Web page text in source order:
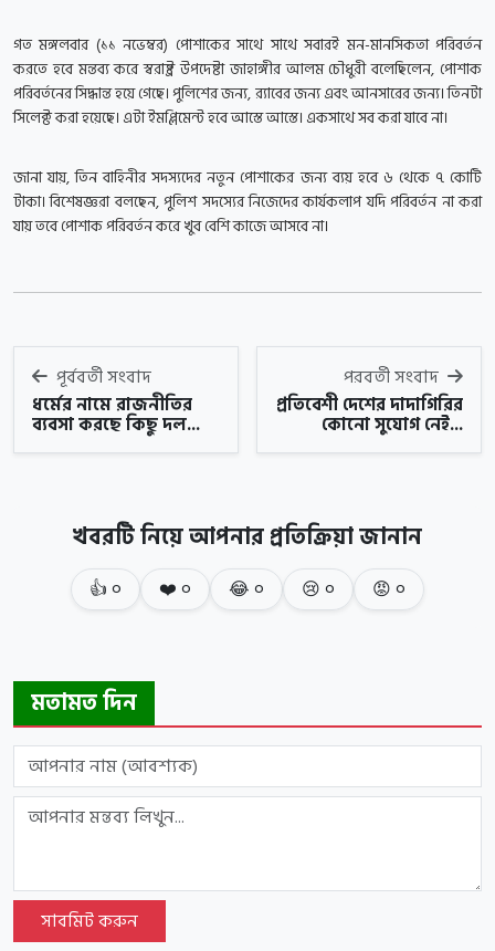
গত মঙ্গলবার (১১ নভেম্বর) পোশাকের সাথে সাথে সবারই মন-মানসিকতা পরিবর্তন
করতে হবে মন্তব্য করে স্বরাষ্ট্র উপদেষ্টা জাহাঙ্গীর আলম চৌধুরী বলেছিলেন, পোশাক
পরিবর্তনের সিদ্ধান্ত হয়ে গেছে। পুলিশের জন্য, র‌্যাবের জন্য এবং আনসারের জন্য। তিনটা
সিলেক্ট করা হয়েছে। এটা ইমপ্লিমেন্ট হবে আস্তে আস্তে। একসাথে সব করা যাবে না।
জানা যায়, তিন বাহিনীর সদস্যদের নতুন পোশাকের জন্য ব্যয় হবে ৬ থেকে ৭ কোটি
টাকা। বিশেষজ্ঞরা বলছেন, পুলিশ সদস্যের নিজেদের কার্যকলাপ যদি পরিবর্তন না করা
যায় তবে পোশাক পরিবর্তন করে খুব বেশি কাজে আসবে না।
পূর্ববর্তী সংবাদ
ধর্মের নামে রাজনীতির
ব্যবসা করছে কিছু দল...
পরবর্তী সংবাদ
প্রতিবেশী দেশের দাদাগিরির
কোনো সুযোগ নেই...
খবরটি নিয়ে আপনার প্রতিক্রিয়া জানান
👍০ ❤️০ 😂০ 😢০ 😡০
মতামত দিন
সাবমিট করুন